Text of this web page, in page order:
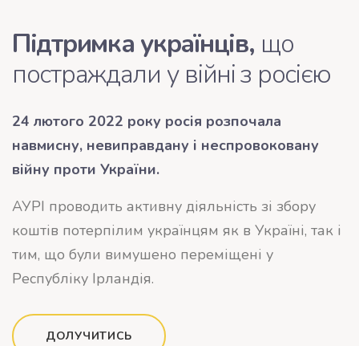
Підтримка українців, що
постраждали у війні з росією
24 лютого 2022 року росія розпочала
навмисну, невиправдану і неспровоковану
війну проти України.
АУРІ проводить активну діяльність зі збору
коштів потерпілим українцям як в Україні, так і
тим, що були вимушено переміщені у
Республіку Ірландія.
ДОЛУЧИТИСЬ